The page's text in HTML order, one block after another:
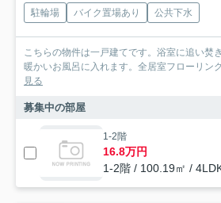
駐輪場 バイク置場あり 公共下水
こちらの物件は一戸建てです。浴室に追い焚
暖かいお風呂に入れます。全居室フローリン
見る
募集中の部屋
1-2階
16.8万円
1-2階 / 100.19㎡ /